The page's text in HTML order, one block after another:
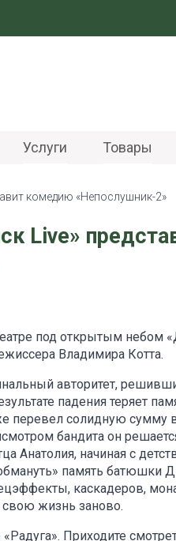
Услуги Товары
комедию «Непослушник-2»
Live»
под открытым небом
Владимира Котта.
авторитет,
падения теряет
перевел солидную сумму
бандита он
Анатолия, начиная с
память батюшки
каскадеров,
свою жизнь заново.
Приходите